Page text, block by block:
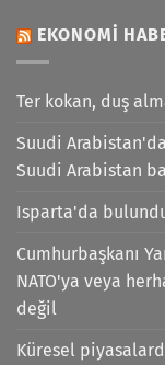
EKONOMI
Ter kokan, duş
Suudi
Suudi Arabistan
Isparta'da
Cumhurbaşkanı
NATO'ya veya
değil
Küresel